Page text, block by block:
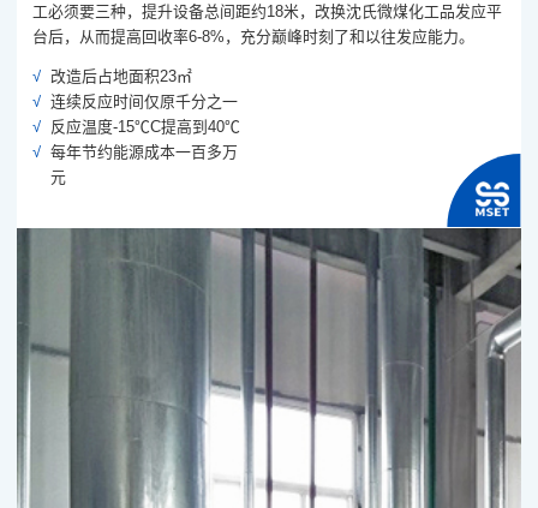
工必须要三种，提升设备总间距约18米，改换沈氏微煤化工品发应平
台后，从而提高回收率6-8%，充分巅峰时刻了和以往发应能力。
改造后占地面积23㎡
连续反应时间仅原千分之一
反应温度-15℃C提高到40℃
每年节约能源成本一百多万
元